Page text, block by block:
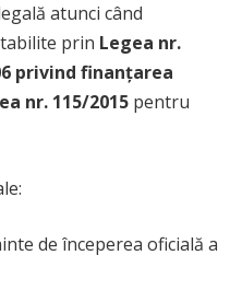
atunci când
prin Legea nr.
privind finanțarea
nr. 115/2015pentru
de începerea oficială a